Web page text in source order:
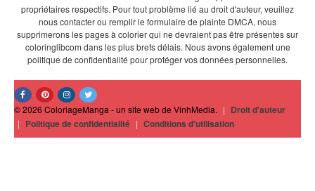
propriétaires respectifs. Pour tout problème lié au droit d'auteur, veuillez
nous contacter ou remplir le formulaire de plainte DMCA, nous
supprimerons les pages à colorier qui ne devraient pas être présentes sur
coloringlibcom dans les plus brefs délais. Nous avons également une
politique de confidentialité pour protéger vos données personnelles.
© 2026 ColoriageManga - un site web de VinhMedia. | Droit d'auteur
| Politique de confidentialité | Conditions d'utilisation